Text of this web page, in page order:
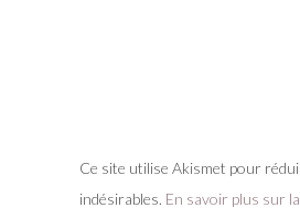
Ce site utilise Akismet pour
indésirables. En savoir plus sur